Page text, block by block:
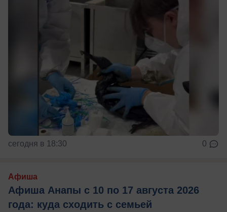
сегодня в 18:30 0
Афиша
Афиша Анапы с 10 по 17 августа 2026
года: куда сходить с семьей